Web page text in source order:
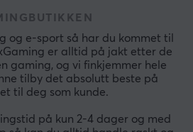
og e-sport så har du kommet til
er alltid på jakt etter de
gaming, og vi finkjemmer hele
tilby det absolutt beste på
til deg som kunde.
på kun 2-4 dager og med